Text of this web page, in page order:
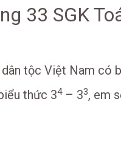
33 SGK
tộc Việt Nam có
thức 34– 33, em